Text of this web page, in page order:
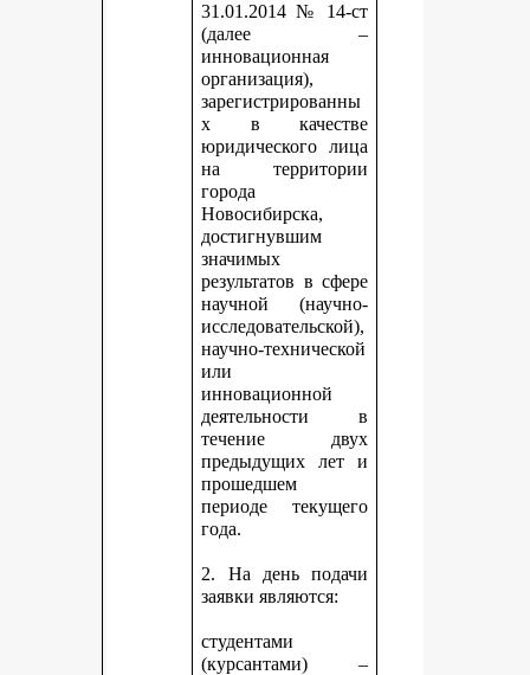
31.01.2014 № 14-ст
(далее –
инновационная
организация),
зарегистрированны
х в качестве
юридического лица
на территории
города
Новосибирска,
достигнувшим
значимых
результатов в сфере
научной (научно-
исследовательской),
научно-технической
или
инновационной
деятельности в
течение двух
предыдущих лет и
прошедшем
периоде текущего
года.
2. На день подачи
заявки являются:
студентами
(курсантами) –